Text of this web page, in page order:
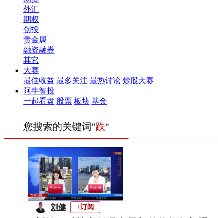
外汇
期权
创投
贵金属
融资融券
其它
大赛
最佳收益 最多关注 最热讨论 炒股大赛
阿牛智投
一起看盘 股票 板块 基金
您搜索的关键词"跌"
刘健 +订阅